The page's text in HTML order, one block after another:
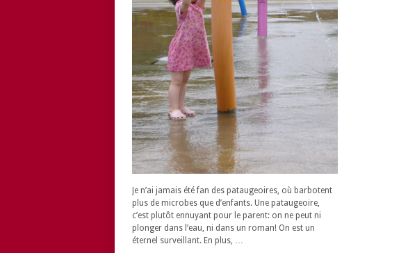
Je n’ai jamais été fan des pataugeoires, où barbotent
plus de microbes que d’enfants. Une pataugeoire,
c’est plutôt ennuyant pour le parent: on ne peut ni
plonger dans l’eau, ni dans un roman! On est un
éternel surveillant. En plus, …